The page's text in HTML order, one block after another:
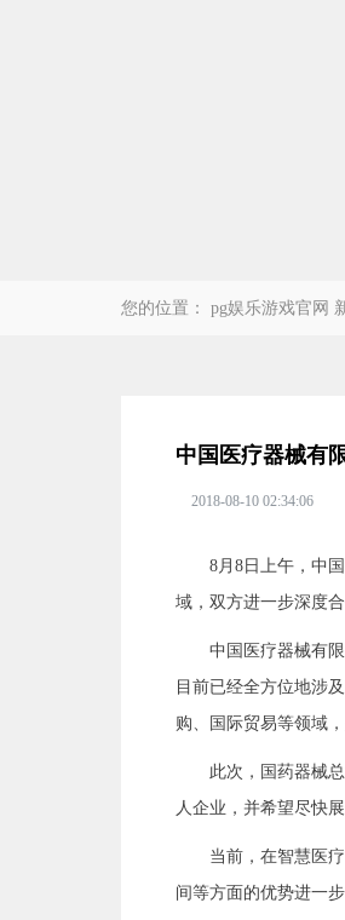
您的位置： pg娱乐游戏官网
中国医疗器械有
2018-08-10 02:34:06
8月8日上午，中
域，双方进一步深度
中国医疗器械有
目前已经全方位地涉
购、国际贸易等领域
此次，国药器械
人企业，并希望尽快
当前，在智慧医
间等方面的优势进一